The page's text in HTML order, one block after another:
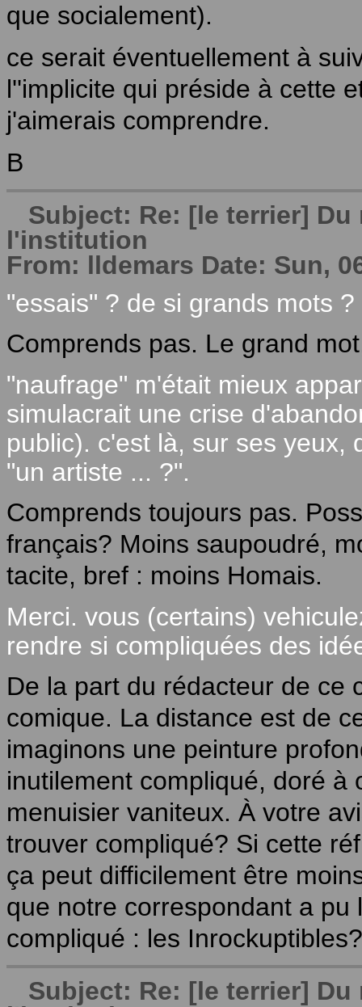
que socialement).
ce serait éventuellement à
l''implicite qui préside à cette
j'aimerais comprendre.
B
Subject: Re: [le terrier]
l'institution
From: lldemars Date: Sun,
"essais" ? de si grands mots ?
Comprends pas. Le grand
"naufrage" m'était mieux
simulacrait une crise
public). c'est là, sur ses yeux,
"un artiste ... ?".
Comprends toujours pas.
français? Moins saupoudré,
tacite, bref : moins Homais.
Merci. vous (certains)
rendre si compliquées des
De la part du rédacteur de ce
comique. La distance est de
imaginons une peinture
inutilement compliqué, doré
menuisier vaniteux. À votre
trouver compliqué? Si cette
ça peut difficilement être
que notre correspondant a
compliqué : les
Subject: Re: [le terrier]